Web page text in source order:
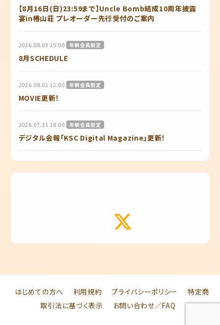
【8月16日(日)23:59まで】Uncle Bomb結成10周年披露
宴in椿山荘 プレオーダー先行受付のご案内
2026.08.03 15:00 年額会員限定
8月SCHEDULE
2026.08.01 12:00 年額会員限定
MOVIE更新！
2026.07.31 18:00 年額会員限定
デジタル会報「KSC Digital Magazine」更新！
はじめての方へ 利用規約 プライバシーポリシー
特定商
取引法に基づく表示
お問い合わせ／FAQ